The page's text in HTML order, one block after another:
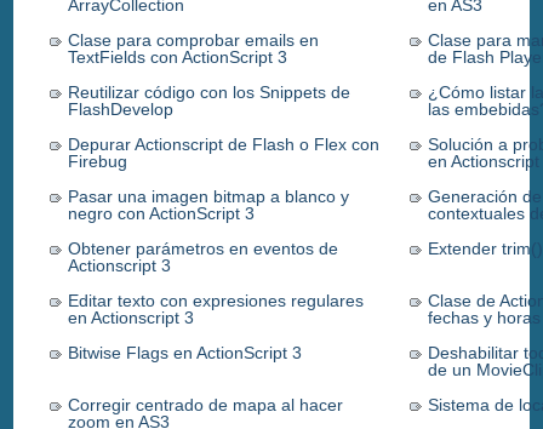
ArrayCollection
en AS3
Clase para comprobar emails en
TextFields con ActionScript 3
Clase para
de Flash
Reutilizar código con los Snippets de
FlashDevelop
¿Cómo listar
las
Depurar Actionscript de Flash o Flex con
Firebug
Solución a
en Actionscript
Pasar una imagen bitmap a blanco y
negro con ActionScript 3
Generación
contextuales
Obtener parámetros en eventos de
Actionscript 3
Extender
Editar texto con expresiones regulares
en Actionscript 3
Clase de
fechas y horas
Bitwise Flags en ActionScript 3
Deshabilitar
de un
Corregir centrado de mapa al hacer
zoom en AS3
Sistema de